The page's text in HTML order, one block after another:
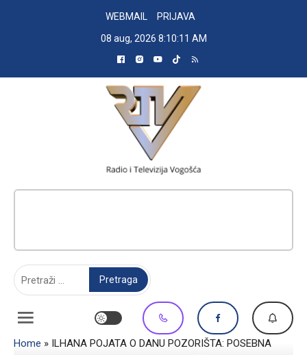
WEBMAIL
PRIJAVA
08 aug, 2026 8:10:12 AM
Home » ILHANA POJATA O DANU POZORIŠTA: POSEBNA